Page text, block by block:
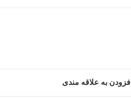
افزودن به علاقه مندی